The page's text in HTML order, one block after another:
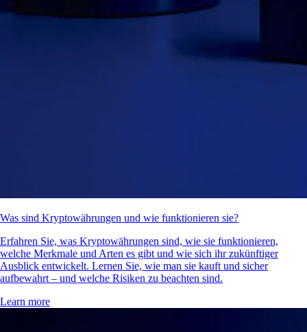
Was sind Kryptowährungen und wie funktionieren sie?
Erfahren Sie, was Kryptowährungen sind, wie sie funktionieren,
welche Merkmale und Arten es gibt und wie sich ihr zukünftiger
Ausblick entwickelt. Lernen Sie, wie man sie kauft und sicher
aufbewahrt – und welche Risiken zu beachten sind.
Learn more